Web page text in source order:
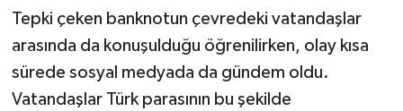
Tepki çeken banknotun çevredeki vatandaşlar
arasında da konuşulduğu öğrenilirken, olay kısa
sürede sosyal medyada da gündem oldu.
Vatandaşlar Türk parasının bu şekilde